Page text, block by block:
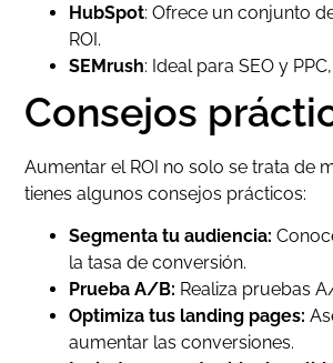
HubSpot: Ofrece un conjunto
ROI.
SEMrush: Ideal para SEO y
Consejos
Aumentar el ROI no solo se trata de
tienes algunos consejos prácticos:
Segmenta tu audiencia:
la tasa de conversión.
Prueba A/B: Realiza pruebas
Optimiza tus landing pages:
aumentar las conversiones.